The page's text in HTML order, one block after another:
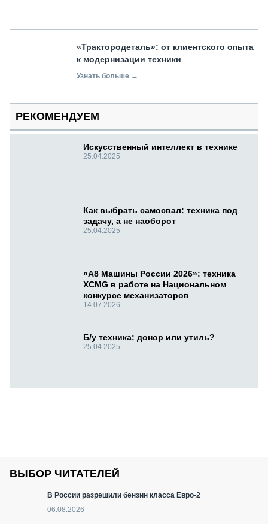
«Трактородеталь»: от клиентского опыта
к модернизации техники
Узнать больше →
РЕКОМЕНДУЕМ
Искусственный интеллект в технике
25.04.2025
Как выбрать самосвал: техника под
задачу, а не наоборот
25.04.2025
«А8 Машины России 2026»: техника
XCMG в работе на Национальном
конкурсе механизаторов
14.07.2026
Б/у техника: донор или утиль?
25.04.2025
ВЫБОР ЧИТАТЕЛЕЙ
В России разрешили бензин класса Евро-2
06.08.2026